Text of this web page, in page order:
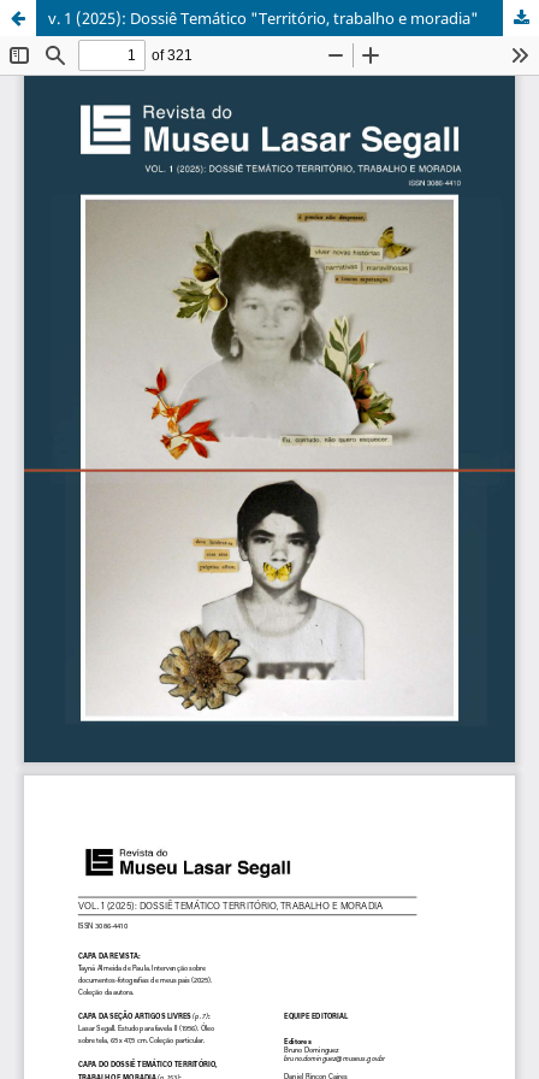
v. 1 (2025): Dossiê Temático "Território, trabalho e moradia"